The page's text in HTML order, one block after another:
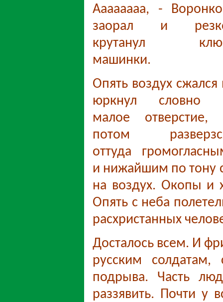
Аааааааа, -
заорал и
крутанул
машинки.
Опять воздух сжался
юркнул словно
малое отверстие,
потом
оттуда
и нижайшим по тону
на воздух. Окопы и
Опять с неба
расхристанных
Досталось всем. И
русским
подрыва. Часть
раззявить. Почти у